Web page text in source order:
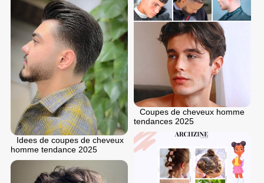
Coupes de cheveux homme
tendances 2025
Idees de coupes de cheveux
homme tendance 2025